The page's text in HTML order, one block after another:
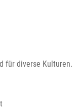
für diverse Kulturen.